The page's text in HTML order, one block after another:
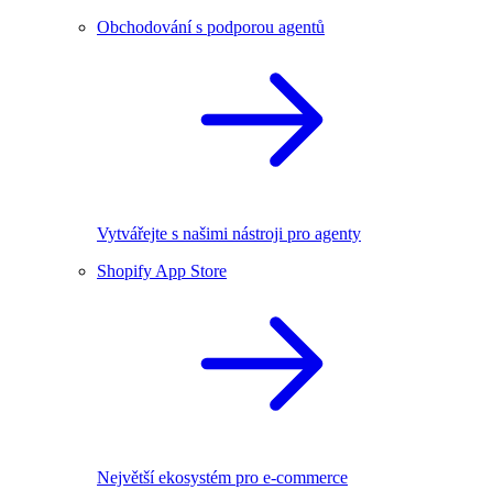
Obchodování s podporou agentů
Vytvářejte s našimi nástroji pro agenty
Shopify App Store
Největší ekosystém pro e-commerce